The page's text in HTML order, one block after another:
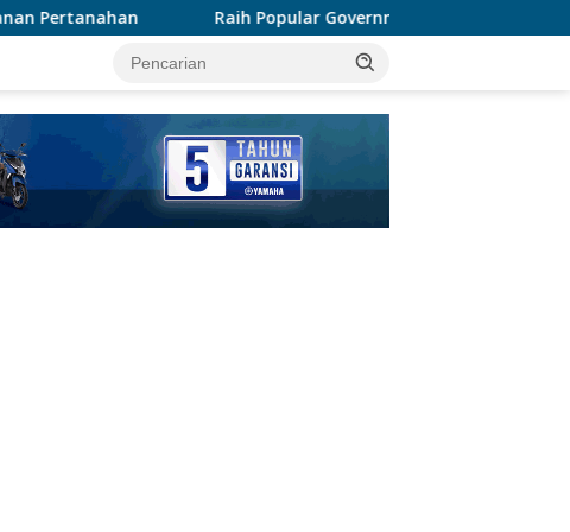
Government Institutions Award 2026, Kinerja Komunikasi